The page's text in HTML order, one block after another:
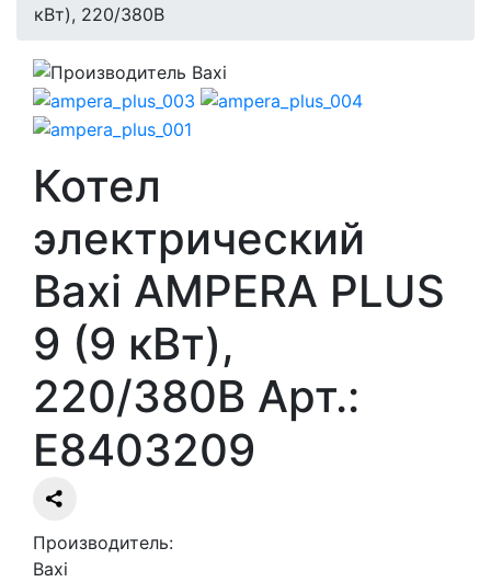
кВт), 220/380В
Котел
электрический
Baxi AMPERA PLUS
9 (9 кВт),
220/380В Арт.:
E8403209
Производитель:
Baxi